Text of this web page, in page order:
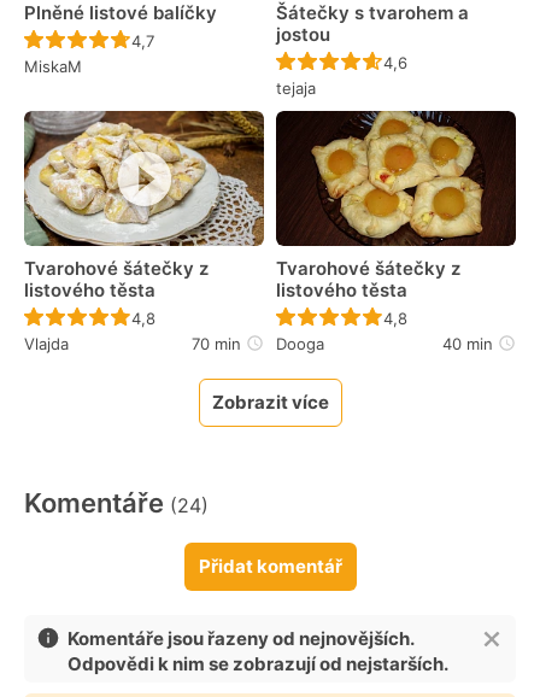
Plněné listové balíčky
Recept ještě nebyl hodnocen
4,7
MiskaM
Šátečky s tvarohem a
jostou
Recept ještě nebyl
4,6
tejaja
Tvarohové šátečky z
listového těsta
Recept ještě nebyl hodnocen
4,8
Vlajda
70 min
Tvarohové šátečky z
listového těsta
Recept ještě nebyl
4,8
Dooga
40 min
Zobrazit více
Komentáře (24)
Přidat komentář
Komentáře jsou řazeny od nejnovějších.
Odpovědi k nim se zobrazují od nejstarších.